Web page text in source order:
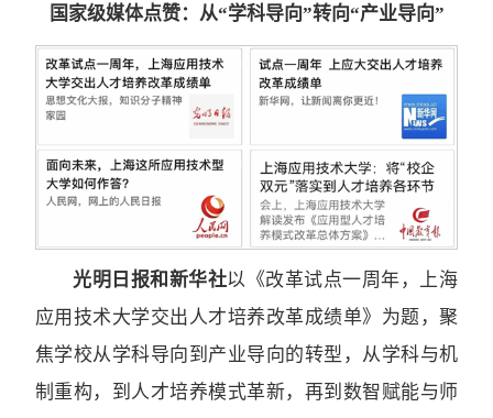
国家级媒体点赞：从“学科导向”转向“产业导向”
光明日报和新华社以《改革试点一周年，上海
应用技术大学交出人才培养改革成绩单》为题，聚
焦学校从学科导向到产业导向的转型，从学科与机
制重构，到人才培养模式革新，再到数智赋能与师